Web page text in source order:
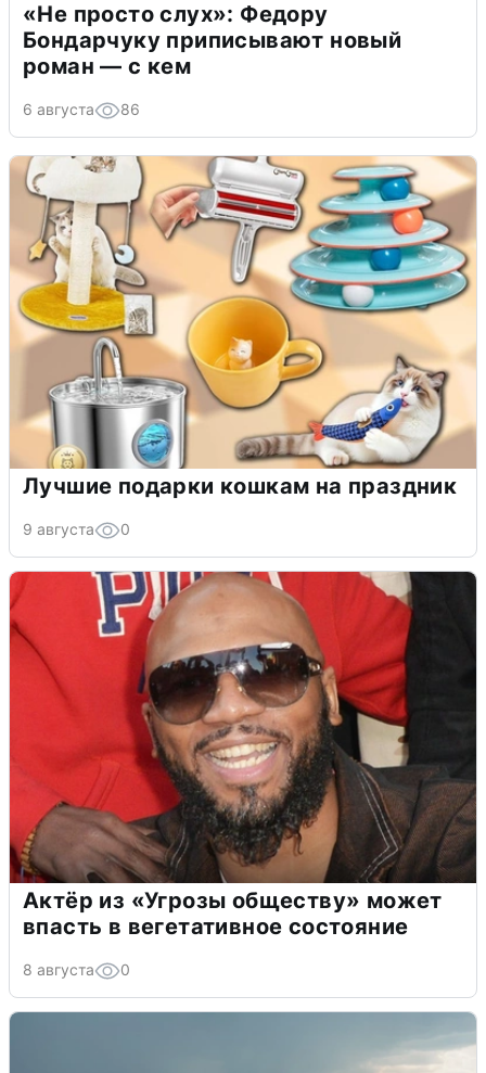
«Не просто слух»: Федору
Бондарчуку приписывают новый
роман — с кем
6 августа 86
Лучшие подарки кошкам на праздник
9 августа 0
Актёр из «Угрозы обществу» может
впасть в вегетативное состояние
8 августа 0